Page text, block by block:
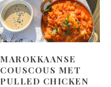
MAROKKAANSE
COUSCOUS MET
PULLED CHICKEN